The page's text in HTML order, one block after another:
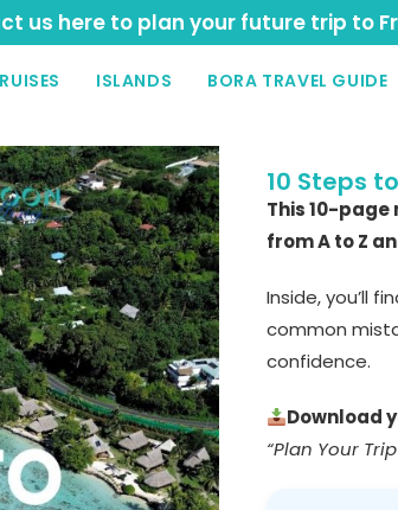
us here to plan your future trip to
ISLANDS BORA TRAVEL GUIDE
10 Steps
This 10-
from A to Z
Inside, you’ll
common
confidence.
Download
“Plan Your